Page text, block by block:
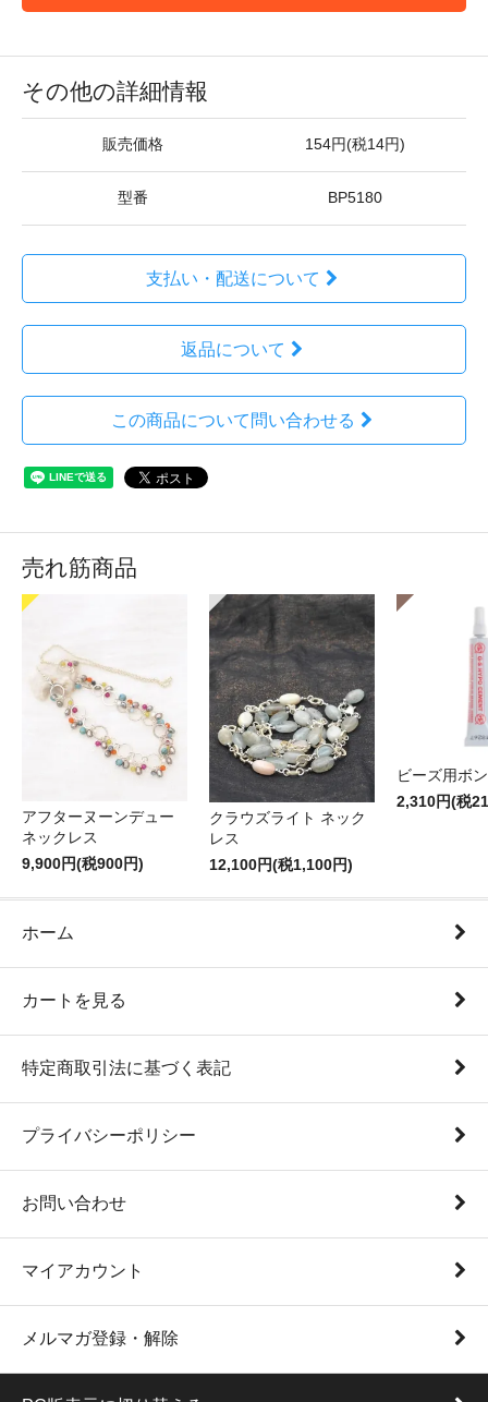
その他の詳細情報
販売価格 154円(税14円)
型番 BP5180
支払い・配送について
返品について
この商品について問い合わせる
売れ筋商品
アフターヌーンデュー
ネックレス
9,900円(税900円)
クラウズライト ネック
レス
12,100円(税1,100円)
ビーズ用ボ
2,310円(税
ホーム
カートを見る
特定商取引法に基づく表記
プライバシーポリシー
お問い合わせ
マイアカウント
メルマガ登録・解除